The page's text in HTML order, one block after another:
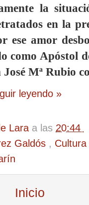
la
en la
ese amor
como Apóstol
Mª Rubio
leyendo »
Lara a las 20:44
Galdós , Cultura
Inicio